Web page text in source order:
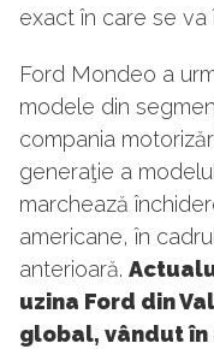
exact în care se va
Ford Mondeo a
modele din
compania
generaţie a
marchează
americane, în
anterioară.
uzina Ford din
global, vândut în